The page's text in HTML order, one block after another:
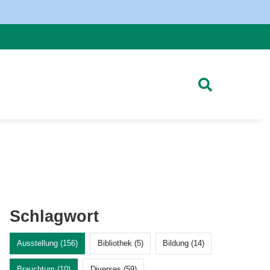
Schlagwort
Ausstellung (156) Bibliothek (5) Bildung (14)